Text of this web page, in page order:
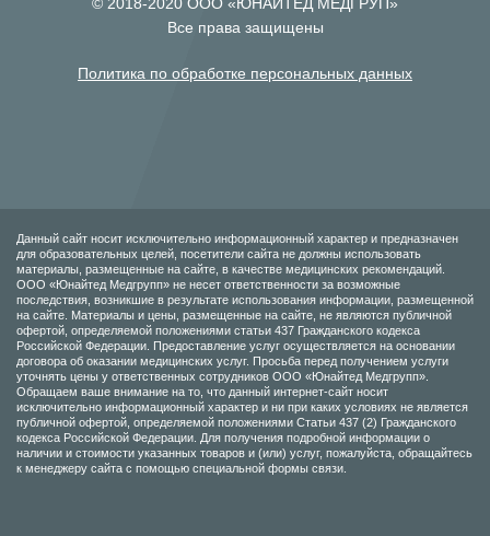
Все права защищены
Политика по обработке персональных данных
Данный сайт носит исключительно информационный характер и предназначен
для образовательных целей, посетители сайта не должны использовать
материалы, размещенные на сайте, в качестве медицинских рекомендаций.
ООО «Юнайтед Медгрупп» не несет ответственности за возможные
последствия, возникшие в результате использования информации, размещенной
на сайте. Материалы и цены, размещенные на сайте, не являются публичной
офертой, определяемой положениями статьи 437 Гражданского кодекса
Российской Федерации. Предоставление услуг осуществляется на основании
договора об оказании медицинских услуг. Просьба перед получением услуги
уточнять цены у ответственных сотрудников ООО «Юнайтед Медгрупп».
Обращаем ваше внимание на то, что данный интернет-сайт носит
исключительно информационный характер и ни при каких условиях не является
публичной офертой, определяемой положениями Статьи 437 (2) Гражданского
кодекса Российской Федерации. Для получения подробной информации о
наличии и стоимости указанных товаров и (или) услуг, пожалуйста, обращайтесь
к менеджеру сайта с помощью специальной формы связи.